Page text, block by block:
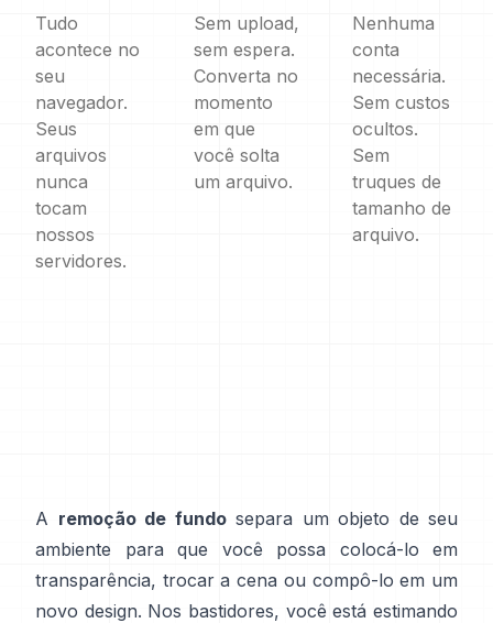
Tudo
acontece no
seu
navegador.
Seus
arquivos
nunca
tocam
nossos
servidores.
Sem upload,
sem espera.
Converta no
momento
em que
você solta
um arquivo.
Nenhuma
conta
necessária.
Sem custos
ocultos.
Sem
truques de
tamanho de
arquivo.
A remoção de fundosepara um objeto de seu
ambiente para que você possa colocá-lo em
transparência, trocar a cena ou compô-lo em um
novo design. Nos bastidores, você está estimando